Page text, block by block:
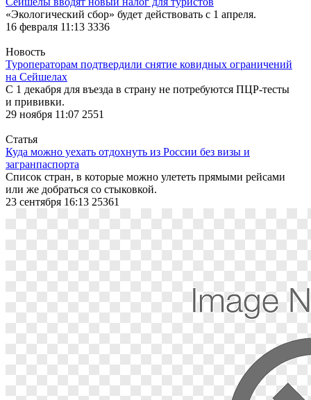
«Экологический сбор» будет действовать с 1 апреля.
16 февраля 11:13 3336
Новость
Туроператорам подтвердили снятие ковидных ограничений
на Сейшелах
С 1 декабря для въезда в страну не потребуются ПЦР-тесты
и прививки.
29 ноября 11:07 2551
Статья
Куда можно уехать отдохнуть из России без визы и
загранпаспорта
Список стран, в которые можно улететь прямыми рейсами
или же добраться со стыковкой.
23 сентября 16:13 25361